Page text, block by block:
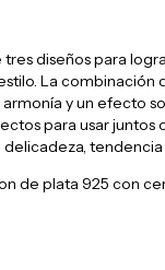
diseños para
La combinación
y un efecto
para usar juntos
tendencia
de plata 925 con